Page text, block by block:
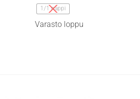
tuotteella
on
useampi
1/1 nappi
Varasto loppu